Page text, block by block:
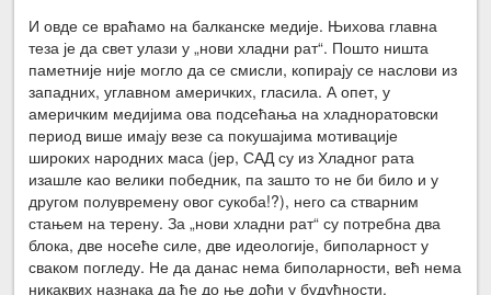
И овде се враћамо на балканске медије. Њихова главна
теза је да свет улази у „нови хладни рат“. Пошто ништа
паметније није могло да се смисли, копирају се наслови из
западних, углавном америчких, гласила. А опет, у
америчким медијима ова подсећања на хладноратовски
период више имају везе са покушајима мотивације
широких народних маса (јер, САД су из Хладног рата
изашле као велики победник, па зашто то не би било и у
другом полувремену овог сукоба!?), него са стварним
стањем на терену. За „нови хладни рат“ су потребна два
блока, две носеће силе, две идеологије, биполарност у
сваком погледу. Не да данас нема биполарности, већ нема
никаквих назнака да ће до ње доћи у будућности.